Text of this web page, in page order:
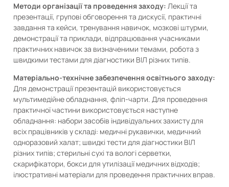
Методи організації та проведення заходу: Лекції та
презентації, групові обговорення та дискусії, практичні
завдання та кейси, тренування навичок, мозкові штурми,
демонстрації та приклади, відпрацювання учасниками
практичних навичок за визначеними темами, робота з
швидкими тестами для діагностики ВІЛ різних типів.
Матеріально-технічне забезпечення освітнього заходу:
Для демонстрації презентацій використовується
мультимедійне обладнання, фліп-чарти. Для проведення
практичної частини використовується наступне
обладнання: набори засобів індивідуальних захисту для
всіх працівників у складі: медичні рукавички, медичний
одноразовий халат; швидкі тести для діагностики ВІЛ
різних типів; стерильні сухі та вологі серветки,
скарифікатори, бокси для утилізації медичних відходів;
ілюстративні матеріали для проведення практичних вправ.